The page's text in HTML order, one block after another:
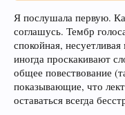
Я послушала первую.
соглашусь. Тембр
спокойная,
иногда проскакивают
общее повествование
показывающие, что
оставаться всегда